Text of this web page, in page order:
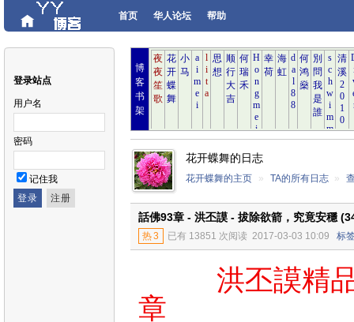
首页 华人论坛 帮助
登录站点
用户名
密码
记住我
博
客
书
架
花开蝶舞的日志
花开蝶舞的主页 » TA的所有日志 »
話佛93章 - 洪丕謨 - 拔除欲箭，究竟安穩
热3 已有 13851 次阅读 2017-03-03 10:09 标
洪丕謨精品
章